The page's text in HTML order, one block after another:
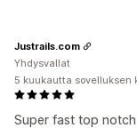
Super fast top
Justrails.com
Yhdysvallat
5 kuukautta sovelluksen